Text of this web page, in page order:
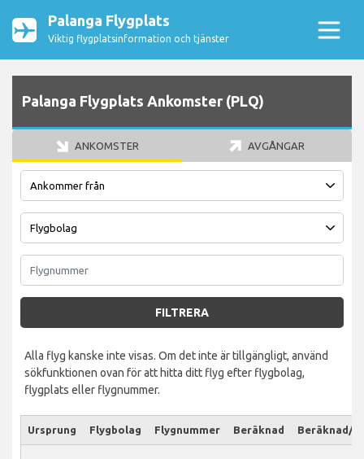
Palanga Flygplats
Viktig flygplatsinformation och tjänster
Palanga Flygplats Ankomster (PLQ)
ANKOMSTER AVGÅNGAR
FILTRERA
Alla flyg kanske inte visas. Om det inte är tillgängligt, använd
sökfunktionen ovan för att hitta ditt flyg efter flygbolag,
flygplats eller flygnummer.
Ursprung Flygbolag Flygnummer Beräknad Beräknad/